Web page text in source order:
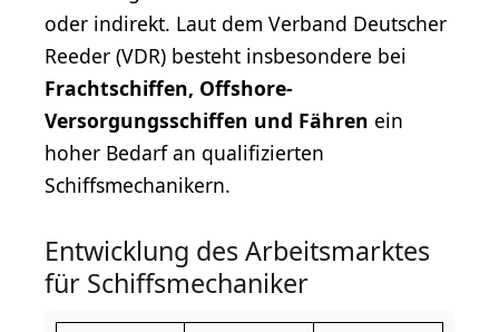
oder indirekt. Laut dem Verband Deutscher
Reeder (VDR) besteht insbesondere bei
Frachtschiffen, Offshore-
Versorgungsschiffen und Fähren ein
hoher Bedarf an qualifizierten
Schiffsmechanikern.
Entwicklung des Arbeitsmarktes
für Schiffsmechaniker